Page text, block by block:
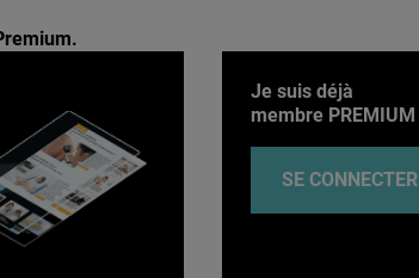
Je suis déjà
membre PREMIUM
SE CONNECTER